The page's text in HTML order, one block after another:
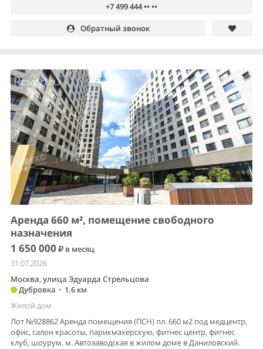
+7 499 444 •• ••
Обратный звонок
Аренда 660 м², помещение свободного
назначения
1 650 000
в месяц
31.07.2026
Москва, улица Эдуарда Стрельцова
Дубровка • 1.6 км
Жилой дом
Лот №928862 Аренда помещения (ПСН) пл. 660 м2 под медцентр,
офис, салон красоты, парикмахерскую, фитнес центр, фитнес
клуб, шоурум, м. Автозаводская в жилом доме в Даниловский.